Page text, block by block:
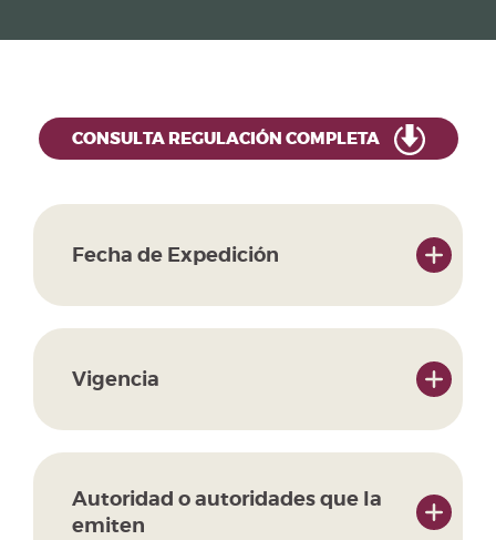
CONSULTA REGULACIÓN COMPLETA
Fecha de Expedición
Vigencia
Autoridad o autoridades que la
emiten